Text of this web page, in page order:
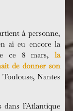
à personne,
ai eu encore la
ce 8 mars, la
de donner son
Nantes
dans l’Atlantique